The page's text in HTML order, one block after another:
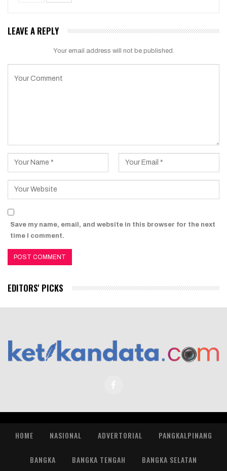
LEAVE A REPLY
Your email address will not be published.
Save my name, email, and website in this browser for the next
time I comment.
EDITORS' PICKS
HOME NASIONAL ADVERTORIAL PANGKALPINANG
BANGKA BANGKA TENGAH BANGKA SELATAN